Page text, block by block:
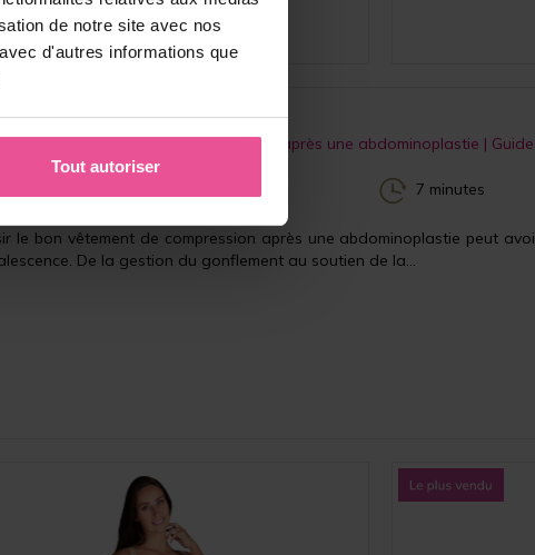
de notre site avec nos
d'autres informations que
Tout autoriser
130,90€
le meilleur vêtement de compression après une abdominoplastie |
7 minutes
le bon vêtement de compression après une abdominoplastie peut
De la gestion du gonflement au soutien de la...